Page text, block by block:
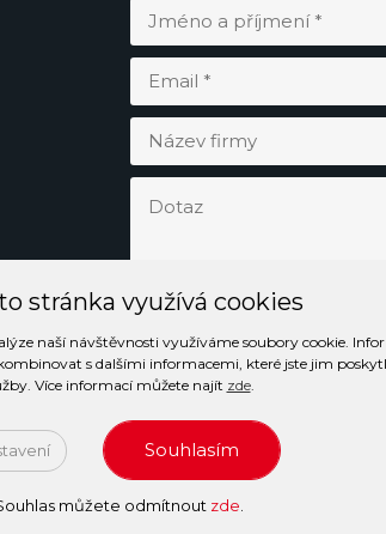
údajů
stránka využívá cookies
naší návštěvnosti využíváme soubory cookie.
s dalšími informacemi, které jste jim
Více informací můžete najít zde.
Souhlasím
můžete odmítnout zde